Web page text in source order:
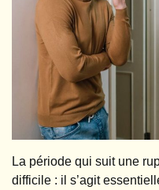
La période qui suit une
difficile : il s’agit